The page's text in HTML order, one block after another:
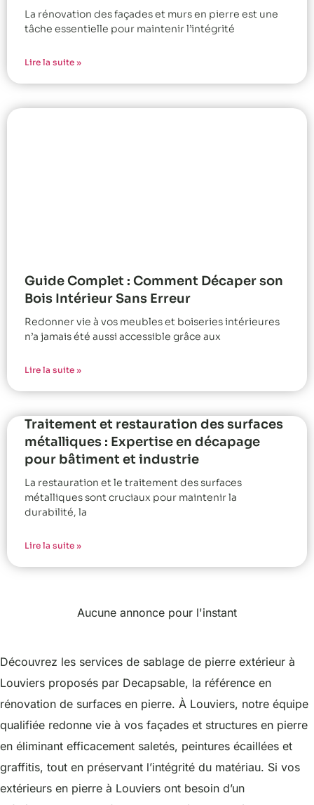
La rénovation des façades et murs en pierre est une
tâche essentielle pour maintenir l’intégrité
Lire la suite »
Guide Complet : Comment Décaper son
Bois Intérieur Sans Erreur
Redonner vie à vos meubles et boiseries intérieures
n’a jamais été aussi accessible grâce aux
Lire la suite »
Traitement et restauration des surfaces
métalliques : Expertise en décapage
pour bâtiment et industrie
La restauration et le traitement des surfaces
métalliques sont cruciaux pour maintenir la
durabilité, la
Lire la suite »
Aucune annonce pour l'instant
Découvrez les services de sablage de pierre extérieur à
Louviers proposés par Decapsable, la référence en
rénovation de surfaces en pierre. À Louviers, notre équipe
qualifiée redonne vie à vos façades et structures en pierre
en éliminant efficacement saletés, peintures écaillées et
graffitis, tout en préservant l’intégrité du matériau. Si vos
extérieurs en pierre à Louviers ont besoin d’un